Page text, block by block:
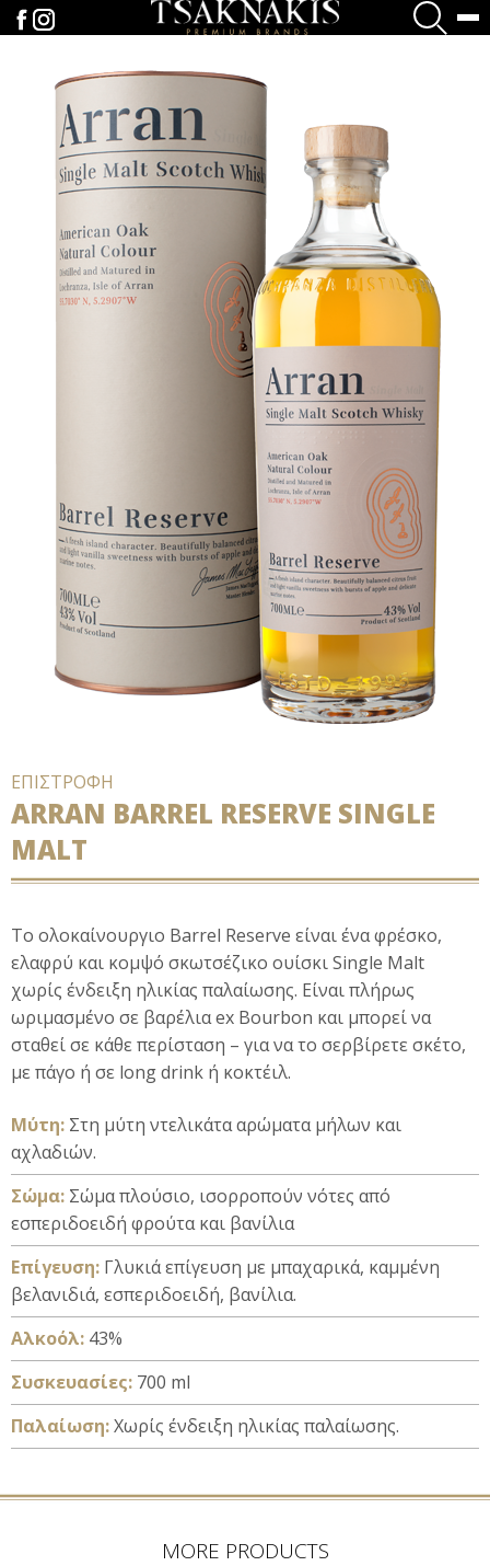
ΕΠΙΣΤΡΟΦΗ
ARRAN BARREL RESERVE SINGLE
MALT
Το ολοκαίνουργιο Barrel Reserve είναι ένα φρέσκο,
ελαφρύ και κομψό σκωτσέζικο ουίσκι Single Malt
χωρίς ένδειξη ηλικίας παλαίωσης. Είναι πλήρως
ωριμασμένο σε βαρέλια ex Bourbon και μπορεί να
σταθεί σε κάθε περίσταση – για να το σερβίρετε σκέτο,
με πάγο ή σε long drink ή κοκτέιλ.
Μύτη: Στη μύτη ντελικάτα αρώματα μήλων και
αχλαδιών.
Σώμα: Σώμα πλούσιο, ισορροπούν νότες από
εσπεριδοειδή φρούτα και βανίλια
Επίγευση: Γλυκιά επίγευση με μπαχαρικά, καμμένη
βελανιδιά, εσπεριδοειδή, βανίλια.
Αλκοόλ: 43%
Συσκευασίες: 700 ml
Παλαίωση:Χωρίς ένδειξη ηλικίας παλαίωσης.
MORE PRODUCTS